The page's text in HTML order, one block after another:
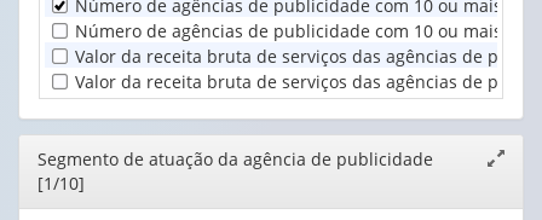
(1)
de
publicid...
(1)
Número de agências de publicidade com 10 ou mais
Número de agências de publicidade com 10 ou mais
Valor da receita bruta de serviços das agências de
Valor da receita bruta de serviços das agências de
Editor
Segmento de atuação da agência de publicidade
[1/10]